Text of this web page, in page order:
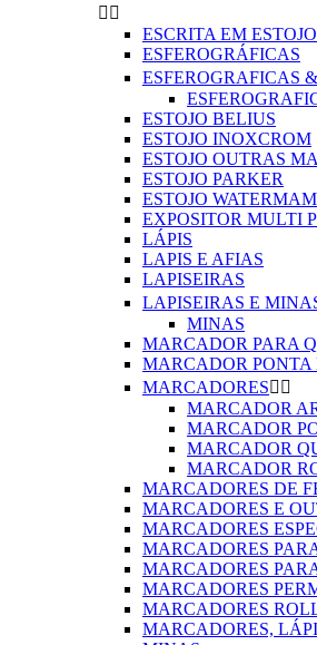
 
ESCRITA EM
ESFEROGRÁFICAS
ESFEROGRAFICAS
ESTOJO BELIUS
ESTOJO INOXCROM
ESTOJO OUTRAS
ESTOJO PARKER
ESTOJO WATERMAM
EXPOSITOR MULTI
LÁPIS
LAPIS E AFIAS
LAPISEIRAS
LAPISEIRAS E
MINAS
MARCADOR PARA
MARCADOR
MARCADORES 
MARCADOR
MARCADOR
MARCADOR
MARCADOR
MARCADORES DE
MARCADORES E
MARCADORES
MARCADORES
MARCADORES
MARCADORES
MARCADORES
MARCADORES,